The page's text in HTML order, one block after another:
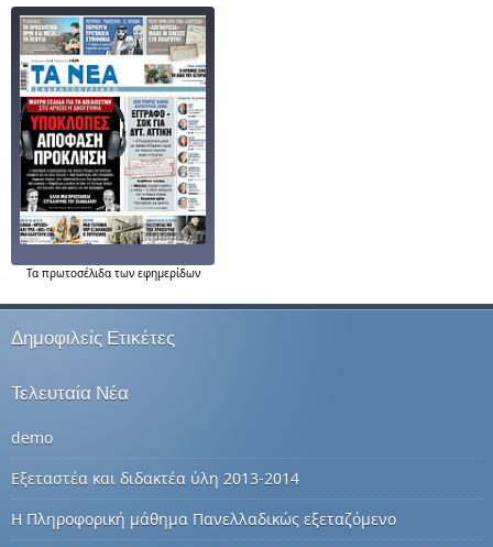
Τα πρωτοσέλιδατων εφημερίδων
Δημοφιλείς Ετικέτες
Τελευταία Νέα
demo
Εξεταστέα και διδακτέα ύλη 2013-2014
Η Πληροφορική μάθημα Πανελλαδικώς εξεταζόμενο